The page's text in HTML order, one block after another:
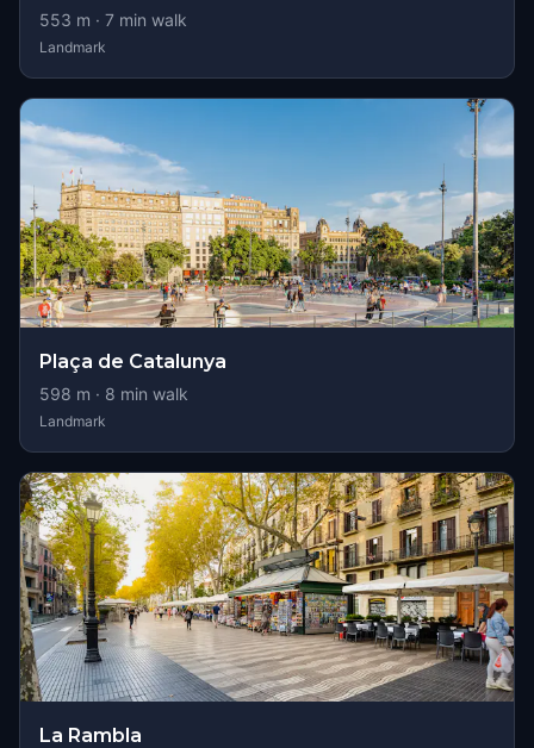
553 m · 7 min walk
Landmark
Plaça de Catalunya
598 m · 8 min walk
Landmark
La Rambla